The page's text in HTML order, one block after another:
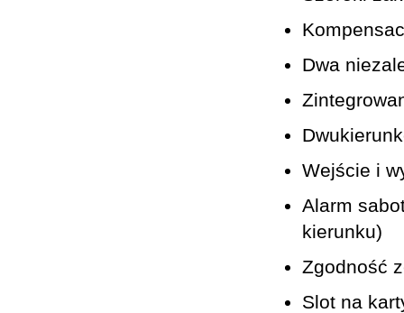
Dwa
Wejście i
Alarm
kierunku)
Zgodność
Slot na